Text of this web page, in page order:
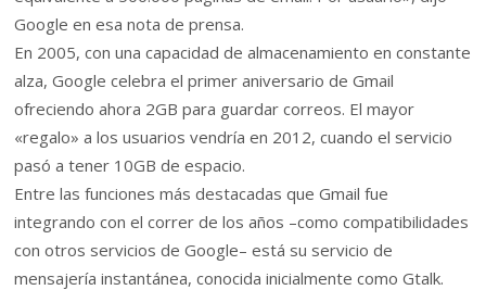
Google en esa nota de prensa.
En 2005, con una capacidad de almacenamiento en constante
alza, Google celebra el primer aniversario de Gmail
ofreciendo ahora 2GB para guardar correos. El mayor
«regalo» a los usuarios vendría en 2012, cuando el servicio
pasó a tener 10GB de espacio.
Entre las funciones más destacadas que Gmail fue
integrando con el correr de los años –como compatibilidades
con otros servicios de Google– está su servicio de
mensajería instantánea, conocida inicialmente como Gtalk.